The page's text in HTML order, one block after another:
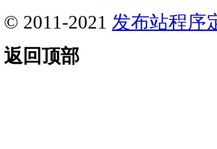
© 2011-2021 发布站程序
返回顶部